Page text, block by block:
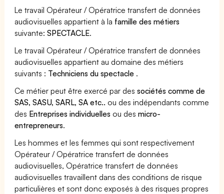
Le travail Opérateur / Opératrice transfert de données
audiovisuelles appartient à la famille des métiers
suivante:SPECTACLE.
Le travail Opérateur / Opératrice transfert de données
audiovisuelles appartient au domaine des métiers
suivants : Techniciens du spectacle .
Ce métier peut être exercé par dessociétés comme de
SAS, SASU, SARL, SA etc.. ou des indépendants comme
des Entreprises individuelles ou desmicro-
entrepreneurs.
Les hommes et les femmes qui sont respectivement
Opérateur / Opératrice transfert de données
audiovisuelles, Opératrice transfert de données
audiovisuelles travaillent dans des conditions de risque
particulières et sont donc exposés à des risques propres